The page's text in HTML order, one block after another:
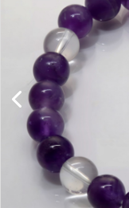
ハ行
マ行
ラ行
ログイン
天然石から選ぶ
誕生石から選ぶ
願い事から選ぶ
シリーズから選ぶ
支払方法について